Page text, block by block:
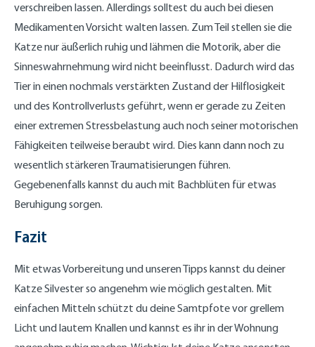
verschreiben lassen. Allerdings solltest du auch bei diesen
Medikamenten Vorsicht walten lassen. Zum Teil stellen sie die
Katze nur äußerlich ruhig und lähmen die Motorik, aber die
Sinneswahrnehmung wird nicht beeinflusst. Dadurch wird das
Tier in einen nochmals verstärkten Zustand der Hilflosigkeit
und des Kontrollverlusts geführt, wenn er gerade zu Zeiten
einer extremen Stressbelastung auch noch seiner motorischen
Fähigkeiten teilweise beraubt wird. Dies kann dann noch zu
wesentlich stärkeren Traumatisierungen führen.
Gegebenenfalls kannst du auch mit Bachblüten für etwas
Beruhigung sorgen.
Fazit
Mit etwas Vorbereitung und unseren Tipps kannst du deiner
Katze Silvester so angenehm wie möglich gestalten. Mit
einfachen Mitteln schützt du deine Samtpfote vor grellem
Licht und lautem Knallen und kannst es ihr in der Wohnung